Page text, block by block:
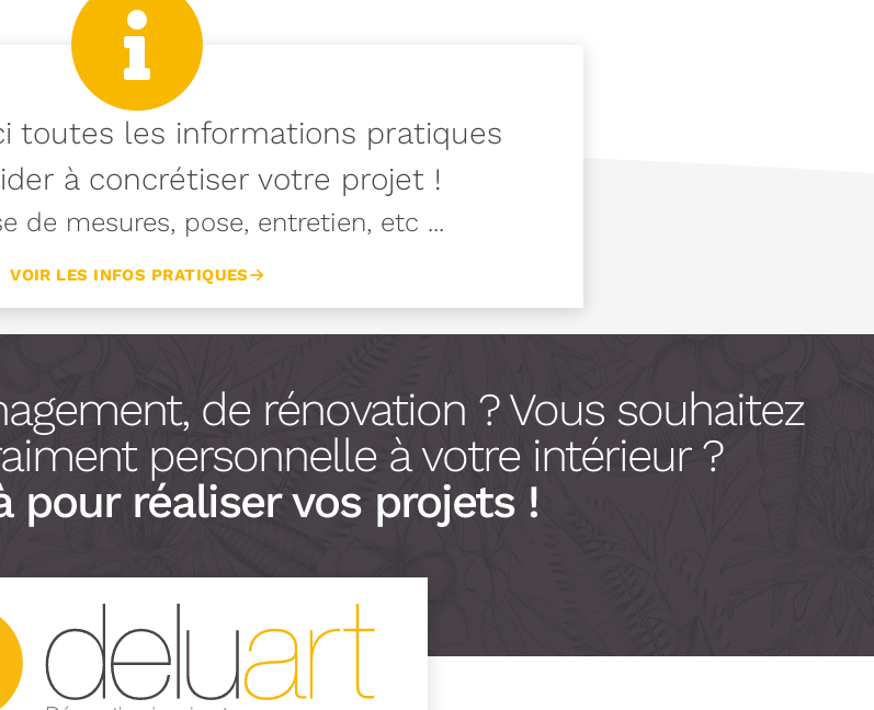
toutes les informations pratiques
à concrétiser votre projet !
de mesures, pose, entretien, etc ...
VOIR LES INFOS PRATIQUES
de rénovation ? Vous souhaitez
personnelle à votre intérieur ?
pour réaliser vos projets !